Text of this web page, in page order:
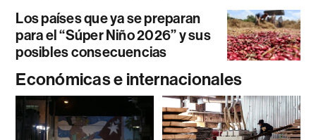
Los países que ya se preparan
para el “Súper Niño 2026” y sus
posibles consecuencias
Económicas e internacionales